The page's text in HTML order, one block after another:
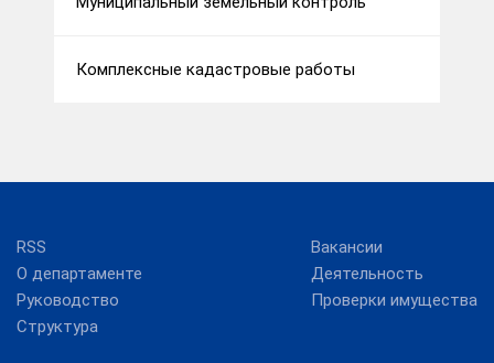
Комплексные кадастровые работы
RSS
О департаменте
Руководство
Структура
Вакансии
Деятельность
Проверки имущества